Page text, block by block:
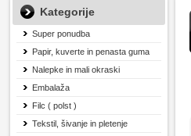
Kategorije
Super ponudba
Papir, kuverte in penasta guma
Nalepke in mali okraski
Embalaža
Filc ( polst )
Tekstil, šivanje in pletenje